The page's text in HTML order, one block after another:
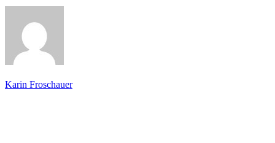
Karin Froschauer